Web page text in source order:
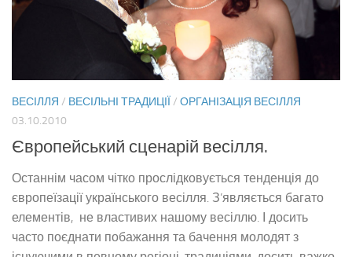
ВЕСІЛЛЯ / ВЕСІЛЬНІ ТРАДИЦІЇ / ОРГАНІЗАЦІЯ ВЕСІЛЛЯ
03.10.2010
Європейський сценарій весілля.
Останнім часом чітко прослідковується тенденція до
європеїзації українського весілля. З’являється багато
елементів, не властивих нашому весіллю. І досить
часто поєднати побажання та бачення молодят з